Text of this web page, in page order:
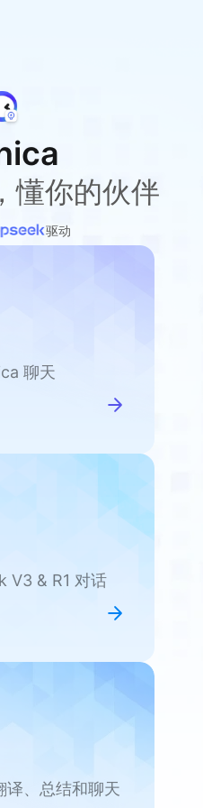
懂你的伙伴
驱动
聊天
V3 & R1 对话
译、总结和聊天